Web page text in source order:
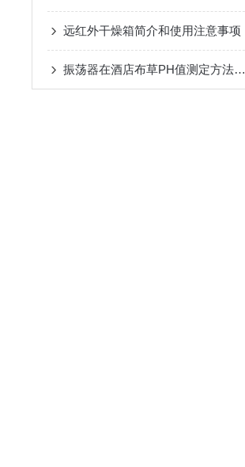
远红外干燥箱简介和使用注意事项
振荡器在酒店布草PH值测定方法中应用